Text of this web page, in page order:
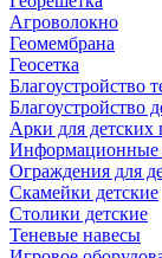
Агроволокно
Геомембрана
Геосетка
Благоустройство
Благоустройство
Арки для детских
Ограждения для
Скамейки детские
Столики детские
Теневые навесы